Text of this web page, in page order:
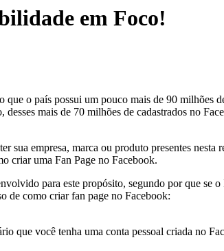
em Foco!
o país possui um pouco mais de 90 milhões
mais de 70 milhões de cadastrados no
empresa, marca ou produto presentes
criar uma Fan Page no Facebook.
para este propósito, segundo por que se
de como criar fan page no Facebook:
você tenha uma conta pessoal criada no